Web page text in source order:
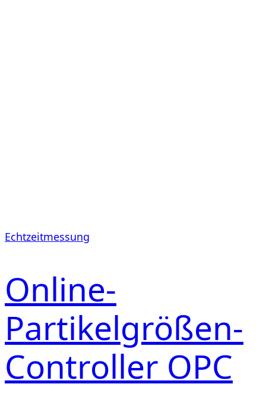
Echtzeitmessung
Online-
Partikelgrößen-
Controller OPC